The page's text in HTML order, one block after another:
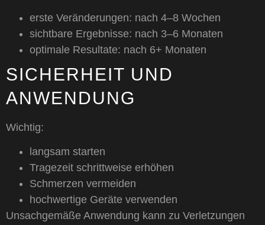
erste Veränderungen: nach 4–8 Wochen
sichtbare Ergebnisse: nach 3–6 Monaten
optimale Resultate: nach 6+ Monaten
SICHERHEIT UND
ANWENDUNG
Wichtig:
langsam starten
Tragezeit schrittweise erhöhen
Schmerzen vermeiden
hochwertige Geräte verwenden
Unsachgemäße Anwendung kann zu Verletzungen